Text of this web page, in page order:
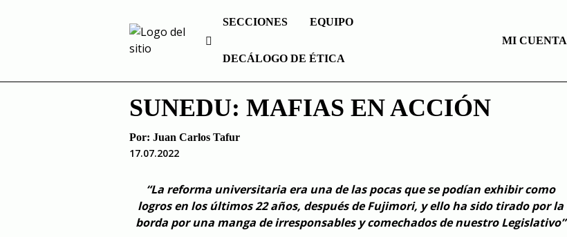
SECCIONES EQUIPO
DECÁLOGO DE ÉTICA
MI CUENTA
SUNEDU: MAFIAS EN ACCIÓN
Por: Juan Carlos Tafur
17.07.2022
“La reforma universitaria era una de las pocas que se podían exhibir como
logros en los últimos 22 años, después de Fujimori, y ello ha sido tirado por la
borda por una manga de irresponsables y comechados de nuestro Legislativo”